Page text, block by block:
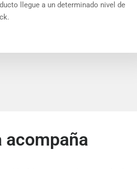
llegue a un determinado nivel de